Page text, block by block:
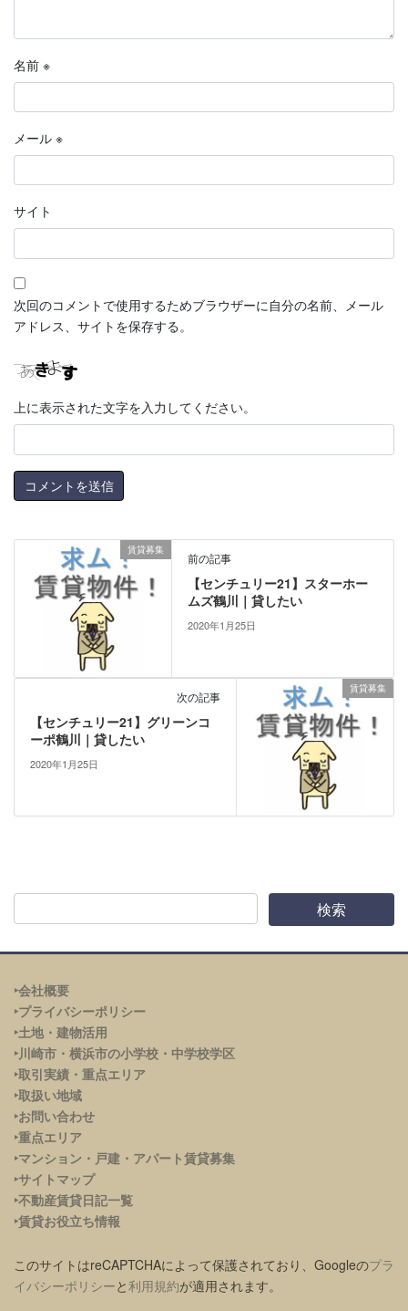
名前 ※
メール ※
サイト
次回のコメントで使用するためブラウザーに自分の名前、メール
アドレス、サイトを保存する。
上に表示された文字を入力してください。
賃貸募集
前の記事
【センチュリー21】スターホー
ムズ鶴川｜貸したい
2020年1月25日
賃貸募集
次の記事
【センチュリー21】グリーンコ
ーポ鶴川｜貸したい
2020年1月25日
‣会社概要
‣プライバシーポリシー
‣土地・建物活用
‣川崎市・横浜市の小学校・中学校学区
‣取引実績・重点エリア
‣取扱い地域
‣お問い合わせ
‣重点エリア
‣マンション・戸建・アパート賃貸募集
‣サイトマップ
‣不動産賃貸日記一覧
‣賃貸お役立ち情報
このサイトはreCAPTCHAによって保護されており、Googleのプラ
イバシーポリシーと利用規約が適用されます。